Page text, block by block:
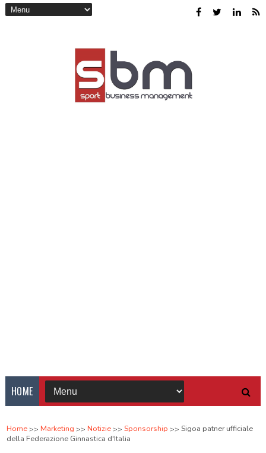
HOME
Home Marketing Notizie Sponsorship
Sigoa patner ufficiale
della Federazione Ginnastica d'Italia